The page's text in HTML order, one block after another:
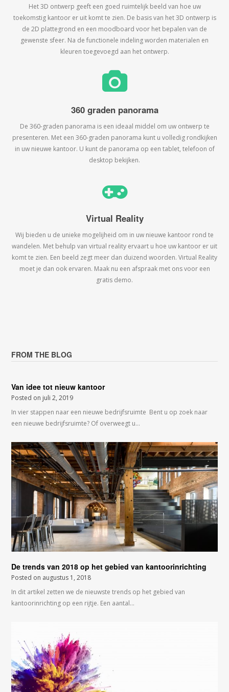
Het 3D ontwerp geeft een goed ruimtelijk beeld van hoe uw
toekomstig kantoor er uit komt te zien. De basis van het 3D ontwerp is
de 2D plattegrond en een moodboard voor het bepalen van de
gewenste sfeer. Na de functionele indeling worden materialen en
kleuren toegevoegd aan het ontwerp.
360 graden panorama
De 360-graden panorama is een ideaal middel om uw ontwerp te
presenteren. Met een 360-graden panorama kunt u volledig rondkijken
in uw nieuwe kantoor. U kunt de panorama op een tablet, telefoon of
desktop bekijken.
Virtual Reality
Wij bieden u de unieke mogelijheid om in uw nieuwe kantoor rond te
wandelen. Met behulp van virtual reality ervaart u hoe uw kantoor er uit
komt te zien. Een beeld zegt meer dan duizend woorden. Virtual Reality
moet je dan ook ervaren. Maak nu een afspraak met ons voor een
gratis demo.
FROM THE BLOG
Van idee tot nieuw kantoor
Posted on juli 2, 2019
In vier stappen naar een nieuwe bedrijfsruimte Bent u op zoek naar
een nieuwe bedrijfsruimte? Of overweegt u…
De trends van 2018 op het gebied van kantoorinrichting
Posted on augustus 1, 2018
In dit artikel zetten we de nieuwste trends op het gebied van
kantoorinrichting op een rijtje. Een aantal…